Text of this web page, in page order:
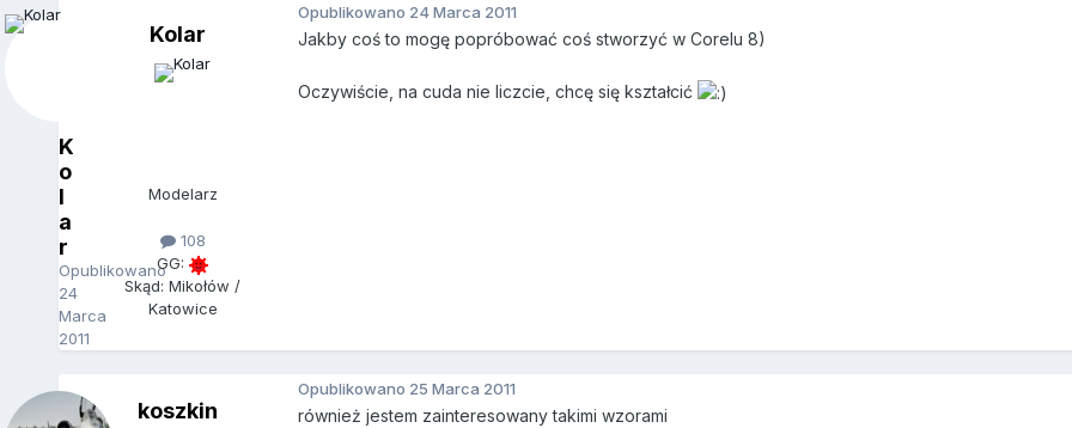
K
o
l
a
r
Opublikowano
24
Marca
2011
Kolar
Modelarz
108
GG:
Skąd: Mikołów /
Katowice
Opublikowano 24 Marca 2011
Jakby coś to mogę popróbować coś stworzyć w Corelu 8)
Oczywiście, na cuda nie liczcie, chcę się kształcić
koszkin
Opublikowano 25 Marca 2011
również jestem zainteresowany takimi wzorami